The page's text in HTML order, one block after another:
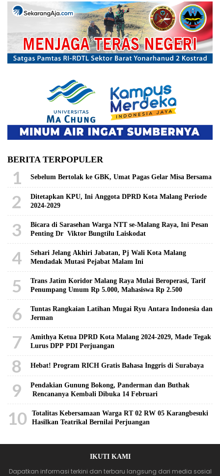
BERITA TERPOPULER
1 Sebelum Bertolak ke GBK, Umat Pagas Gelar Misa Bersama
2
Ditetapkan KPU, Ini Anggota DPRD Kota Malang Periode
2024-2029
3
Bicara di Sarasehan Warga NTT se-Malang Raya, Ini Pesan
Penting Dr Viktor Bungtilu Laiskodat
4
Sehari Jelang Akhiri Jabatan, Pj Wali Kota Malang
Mendadak Mutasi Pejabat Malam Ini
5
Trans Jatim Koridor Malang Raya Mulai Beroperasi, Tarif
Penumpang Umum Rp 5.000, Mahasiswa Rp 2.500
6
Tuntas Rangkaian Latihan Mugai Ryu Antara Indonesia dan
Jerman
7
Amithya Ketua DPRD Kota Malang 2024-2029, Made Tegak
Lurus DPP PDI Perjuangan
8 Hebat! Program RICH Gratis Bahasa Inggris di Surabaya
9
Pendakian Gunung Bokong, Panderman dan Buthak
Rencananya Kembali Dibuka 14 Februari
10
Totalitas Kebersamaan Warga RT 02 RW 05 Karangbesuki
Hasilkan Teatrikal Bernilai Perjuangan
IKUTI KAMI
Dapatkan informasi terkini dan terbaru langsung dari media sosial